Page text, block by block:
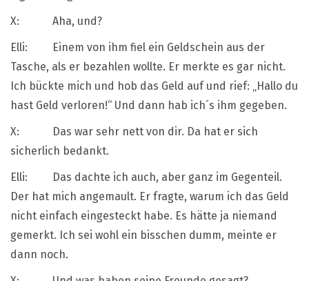
X: Aha, und?
Elli: Einem von ihm fiel ein Geldschein aus der
Tasche, als er bezahlen wollte. Er merkte es gar nicht.
Ich bückte mich und hob das Geld auf und rief: „Hallo du
hast Geld verloren!“ Und dann hab ich´s ihm gegeben.
X: Das war sehr nett von dir. Da hat er sich
sicherlich bedankt.
Elli: Das dachte ich auch, aber ganz im Gegenteil.
Der hat mich angemault. Er fragte, warum ich das Geld
nicht einfach eingesteckt habe. Es hätte ja niemand
gemerkt. Ich sei wohl ein bisschen dumm, meinte er
dann noch.